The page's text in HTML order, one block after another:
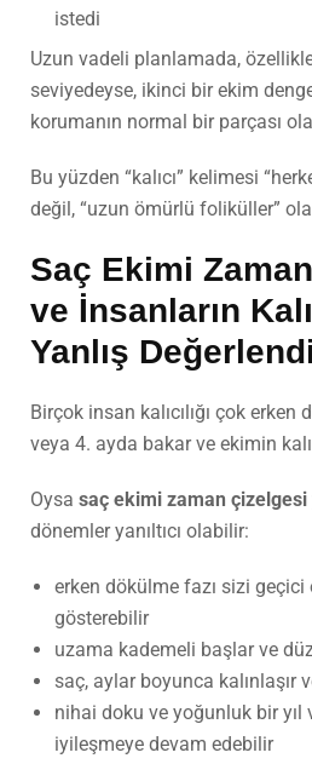
istedi
Uzun vadeli planlamada,
seviyedeyse, ikinci bir ekim
korumanın normal bir parçası
Bu yüzden “kalıcı” kelimesi
değil, “uzun ömürlü foliküller”
Saç Ekimi
ve İnsanların
Yanlış
Birçok insan kalıcılığı çok erken
veya 4. ayda bakar ve ekimin
Oysa saç ekimi zaman çizelgesi
dönemler yanıltıcı olabilir:
erken dökülme fazı sizi
gösterebilir
uzama kademeli başlar ve
saç, aylar boyunca kalınlaşır
nihai doku ve yoğunluk bir yıl
iyileşmeye devam edebilir